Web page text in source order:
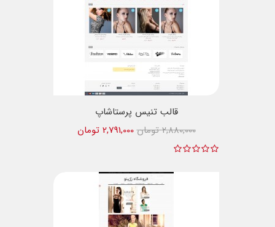
قالب تنیس پرستاشاپ
2,791,000 تومان
2,880,000 تومان